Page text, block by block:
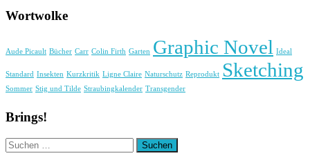
Wortwolke
Aude Picault Bücher Carr Colin Firth Garten Graphic Novel Ideal
Standard Insekten Kurzkritik Ligne Claire Naturschutz Reprodukt Sketching
Sommer Stig und Tilde Straubingkalender Transgender
Brings!
Suchen